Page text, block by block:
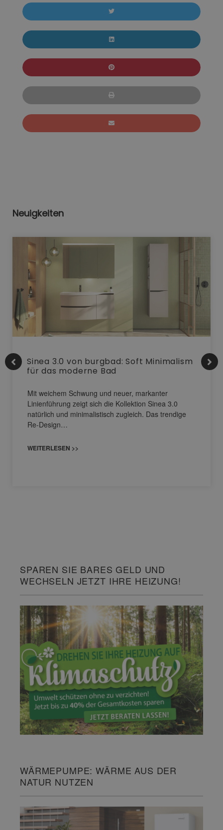
Neuigkeiten
Sinea 3.0 von burgbad: Soft Minimalism
für das moderne Bad
Mit weichem Schwung und neuer, markanter
Linienführung zeigt sich die Kollektion Sinea 3.0
natürlich und minimalistisch zugleich. Das trendige
Re-Design…
WEITERLESEN >>
SPAREN SIE BARES GELD UND
WECHSELN JETZT IHRE HEIZUNG!
WÄRMEPUMPE: WÄRME AUS DER
NATUR NUTZEN